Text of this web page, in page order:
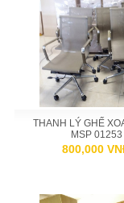
THANH LÝ GHẾ
MSP 01253
800,000